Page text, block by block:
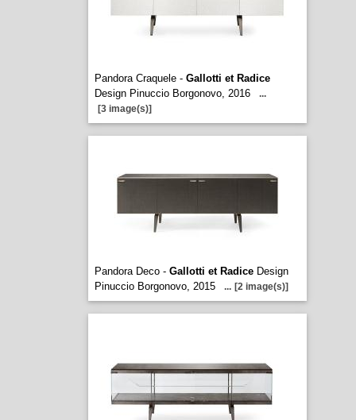
Pandora Craquele - Gallotti et Radice
Design Pinuccio Borgonovo, 2016
...
[3 image(s)]
Pandora Deco - Gallotti et RadiceDesign
Pinuccio Borgonovo, 2015
... [2 image(s)]